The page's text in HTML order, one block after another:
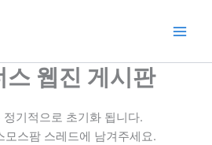
웹진 게시판
기적으로 초기화 됩니다.
모스팜 스레드에 남겨주세요.